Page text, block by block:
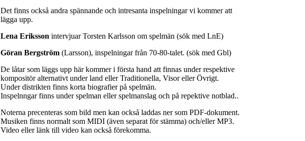
Det finns också andra spännande och intresanta inspelningar vi kommer att
lägga upp.
Lena Eriksson intervjuar Torsten Karlsson om spelmän (sök med LnE)
Göran Bergström (Larsson), inspelningar från 70-80-talet. (sök med Gbl)
De låtar som läggs upp här kommer i första hand att finnas under respektive
kompositör alternativt under land eller Traditionella, Visor eller Övrigt.
Under distrikten finns korta biografier på spelmän.
Inspelnngar finns under spelman eller spelmanslag och på repektive notblad..
Noterna precenteras som bild men kan också laddas ner som PDF-dokument.
Musiken finns normalt som MIDI (även separat för stämma) och/eller MP3.
Video eller länk till video kan också förekomma.